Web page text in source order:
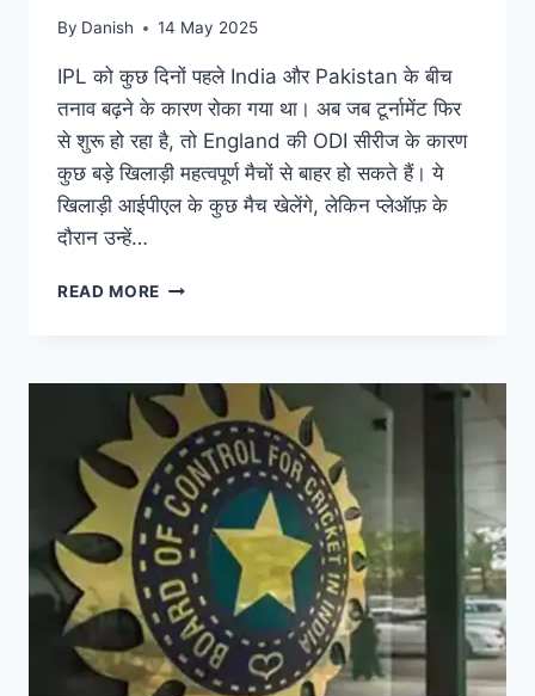
By Danish 14 May 2025
IPL को कुछ दिनों पहले India और Pakistan के बीच
तनाव बढ़ने के कारण रोका गया था। अब जब टूर्नामेंट फिर
से शुरू हो रहा है, तो England की ODI सीरीज के कारण
कुछ बड़े खिलाड़ी महत्वपूर्ण मैचों से बाहर हो सकते हैं। ये
खिलाड़ी आईपीएल के कुछ मैच खेलेंगे, लेकिन प्लेऑफ़ के
दौरान उन्हें…
READ MORE